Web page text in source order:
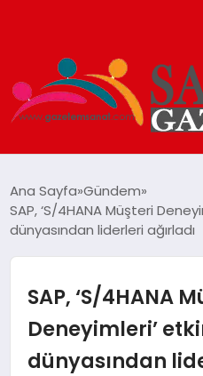
TEKNOLOJI
YAŞAM
Ana Sayfa Gündem
SAP, ‘S/4HANA Müşteri
dünyasından liderleri ağırladı
SAP, ‘S/4HANA
Deneyimleri’
dünyasından